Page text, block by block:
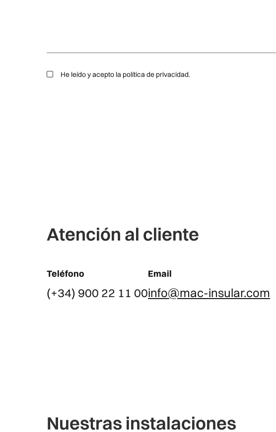
He leído y acepto la política de privacidad.
Atención al cliente
Teléfono
(+34) 900 22 11 00
Email
info@mac-insular.com
Nuestras instalaciones